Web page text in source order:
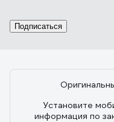
Подписаться
Установите
информация по